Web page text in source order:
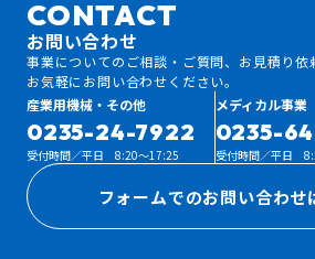
CONTACT
お問い合わせ
事業についてのご相談・ご質問、お見積り依
お気軽にお問い合わせください。
産業用機械・その他
0235-24-7922
受付時間／平日 8:20～17:25
メディカル事業
0235-
受付時間／平日
フォームでのお問い合わせ